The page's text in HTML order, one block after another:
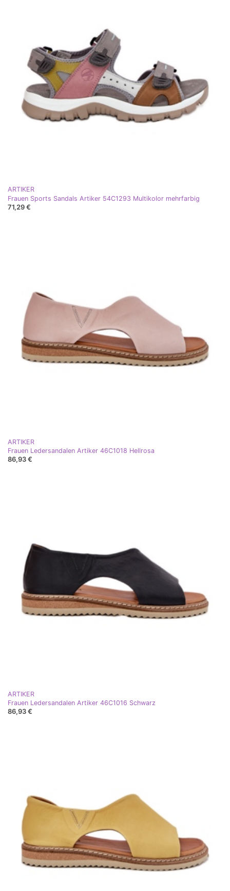
ARTIKER
Frauen Sports Sandals Artiker 54C1293 Multikolor mehrfarbig
71,29 €
ARTIKER
Frauen Ledersandalen Artiker 46C1018 Hellrosa
86,93 €
ARTIKER
Frauen Ledersandalen Artiker 46C1016 Schwarz
86,93 €